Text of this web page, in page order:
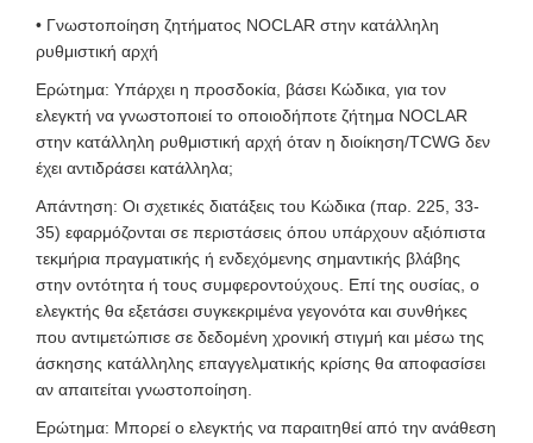
• Γνωστοποίηση ζητήματος NOCLAR στην κατάλληλη
ρυθμιστική αρχή
Ερώτημα: Υπάρχει η προσδοκία, βάσει Κώδικα, για τον
ελεγκτή να γνωστοποιεί το οποιοδήποτε ζήτημα NOCLAR
στην κατάλληλη ρυθμιστική αρχή όταν η διοίκηση/TCWG δεν
έχει αντιδράσει κατάλληλα;
Απάντηση: Οι σχετικές διατάξεις του Κώδικα (παρ. 225, 33-
35) εφαρμόζονται σε περιστάσεις όπου υπάρχουν αξιόπιστα
τεκμήρια πραγματικής ή ενδεχόμενης σημαντικής βλάβης
στην οντότητα ή τους συμφεροντούχους. Επί της ουσίας, ο
ελεγκτής θα εξετάσει συγκεκριμένα γεγονότα και συνθήκες
που αντιμετώπισε σε δεδομένη χρονική στιγμή και μέσω της
άσκησης κατάλληλης επαγγελματικής κρίσης θα αποφασίσει
αν απαιτείται γνωστοποίηση.
Ερώτημα: Μπορεί ο ελεγκτής να παραιτηθεί από την ανάθεση